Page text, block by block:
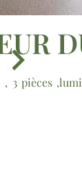
3 pièces